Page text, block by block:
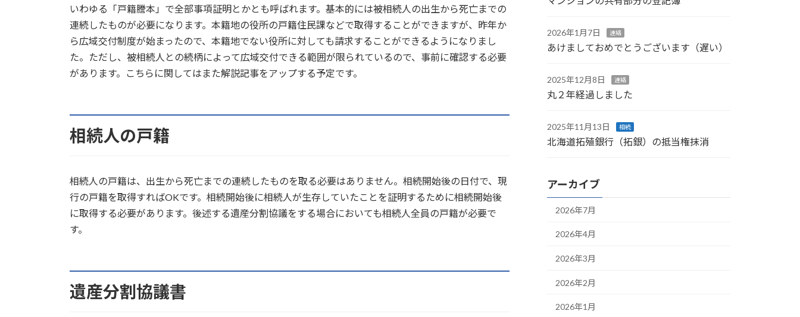
いわゆる「戸籍謄本」で全部事項証明とかとも呼ばれます。基本的には被相続人の出生から死亡までの
連続したものが必要になります。本籍地の役所の戸籍住民課などで取得することができますが、昨年か
ら広域交付制度が始まったので、本籍地でない役所に対しても請求することができるようになりまし
た。ただし、被相続人との続柄によって広域交付できる範囲が限られているので、事前に確認する必要
があります。こちらに関してはまた解説記事をアップする予定です。
相続人の戸籍
相続人の戸籍は、出生から死亡までの連続したものを取る必要はありません。相続開始後の日付で、現
行の戸籍を取得すればOKです。相続開始後に相続人が生存していたことを証明するために相続開始後
に取得する必要があります。後述する遺産分割協議をする場合においても相続人全員の戸籍が必要で
す。
遺産分割協議書
2026年1月7日 連絡
あけましておめでとうございます（遅い）
2025年12月8日 連絡
丸２年経過しました
2025年11月13日 相続
北海道拓殖銀行（拓銀）の抵当権抹消
アーカイブ
2026年7月
2026年4月
2026年3月
2026年2月
2026年1月